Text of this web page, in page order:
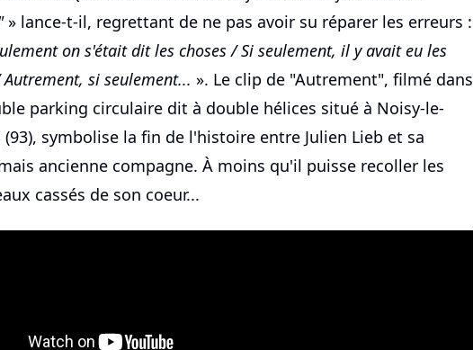
» lance-t-il, regrettant de ne pas avoir su réparer les erreurs :
on s'était dit les choses / Si seulement, il y avait eu les
si seulement... ». Le clip de "Autrement", filmé dans
parking circulaire dit à double hélices situé à Noisy-le-
(93), symbolise la fin de l'histoire entre Julien Lieb et sa
ancienne compagne. À moins qu'il puisse recoller les
cassés de son coeur...